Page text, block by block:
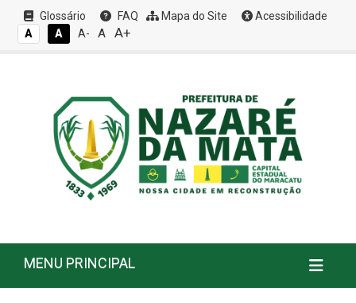
Glossário FAQ Mapa do Site
Acessibilidade
A
A A- A A+
MENU PRINCIPAL